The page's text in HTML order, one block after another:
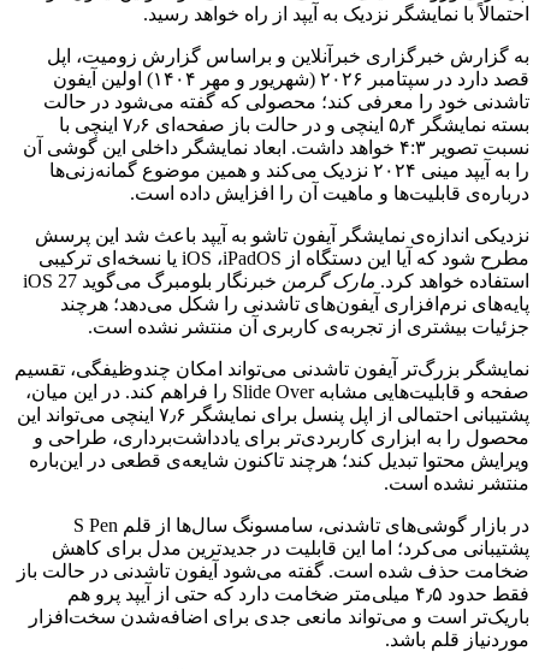
احتمالاً با نمایشگر نزدیک به آیپد از راه خواهد رسید.
به گزارش خبرگزاری خبرآنلاین و براساس گزارش زومیت، اپل
قصد دارد در سپتامبر ۲۰۲۶ (شهریور و مهر ۱۴۰۴) اولین آیفون
تاشدنی خود را معرفی کند؛ محصولی که گفته می‌شود در حالت
بسته نمایشگر ۵٫۴ اینچی و در حالت باز صفحه‌ای ۷٫۶ اینچی با
نسبت تصویر ۴:۳ خواهد داشت. ابعاد نمایشگر داخلی این گوشی آن
را به آیپد مینی ۲۰۲۴ نزدیک می‌کند و همین موضوع گمانه‌زنی‌ها
درباره‌ی قابلیت‌ها و ماهیت آن را افزایش داده است.
نزدیکی اندازه‌ی نمایشگر آیفون تاشو به آیپد باعث شد این پرسش
مطرح شود که آیا این دستگاه از iOS ،iPadOS یا نسخه‌ای ترکیبی
استفاده خواهد کرد. مارک گرمن
خبرنگار بلومبرگ می‌گوید iOS 27
پایه‌های نرم‌افزاری آیفون‌های تاشدنی را شکل می‌دهد؛ هرچند
جزئیات بیشتری از تجربه‌ی کاربری آن منتشر نشده است.
نمایشگر بزرگ‌تر آیفون تاشدنی می‌تواند امکان چندوظیفگی، تقسیم
صفحه و قابلیت‌هایی مشابه Slide Over را فراهم کند. در این میان،
پشتیبانی احتمالی از اپل پنسل برای نمایشگر ۷٫۶ اینچی می‌تواند این
محصول را به ابزاری کاربردی‌تر برای یادداشت‌برداری، طراحی و
ویرایش محتوا تبدیل کند؛ هرچند تاکنون شایعه‌ی قطعی در این‌باره
منتشر نشده است.
در بازار گوشی‌های تاشدنی، سامسونگ سال‌ها از قلم S Pen
پشتیبانی می‌کرد؛ اما این قابلیت در جدیدترین مدل برای کاهش
ضخامت حذف شده است. گفته می‌شود آیفون تاشدنی در حالت باز
فقط حدود ۴٫۵ میلی‌متر ضخامت دارد که حتی از آیپد پرو هم
باریک‌تر است و می‌تواند مانعی جدی برای اضافه‌شدن سخت‌افزار
موردنیاز قلم باشد.